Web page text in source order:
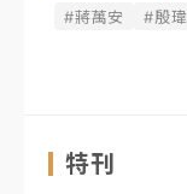
#蔣萬安 #殷瑋
特刊